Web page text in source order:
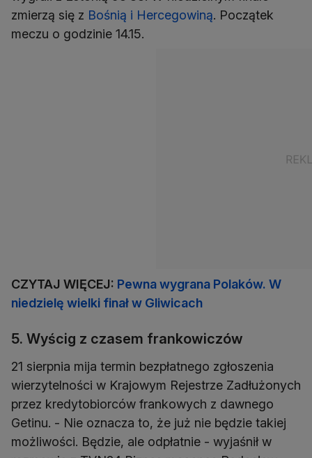
zmierzą się z Bośnią i Hercegowiną. Początek
meczu o godzinie 14.15.
CZYTAJ WIĘCEJ: Pewna wygrana Polaków. W
niedzielę wielki finał w Gliwicach
5. Wyścig z czasem frankowiczów
21 sierpnia mija termin bezpłatnego zgłoszenia
wierzytelności w Krajowym Rejestrze Zadłużonych
przez kredytobiorców frankowych z dawnego
Getinu. - Nie oznacza to, że już nie będzie takiej
możliwości. Będzie, ale odpłatnie - wyjaśnił w